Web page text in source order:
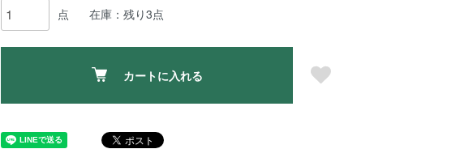
点 在庫：残り3点
カートに入れる